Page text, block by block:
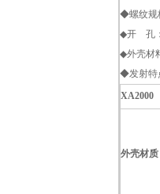
◆螺纹规
◆开 孔
◆外壳材
◆发射特
XA2000
外壳材质